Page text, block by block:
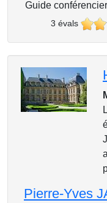
Guide
3 évals
Pierre-Yves